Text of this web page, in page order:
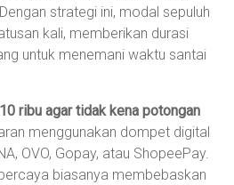
strategi ini, modal sepuluh
kali, memberikan durasi
untuk menemani waktu santai
ribu agar tidak kena potongan
menggunakan dompet digital
OVO, Gopay, atau ShopeePay.
biasanya membebaskan